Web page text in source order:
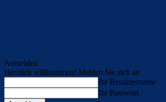
Anmelden
Herzlich willkommen! Melden Sie sich an
Ihr Benutzername
Ihr Passwort